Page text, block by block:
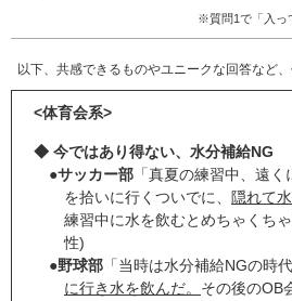
※質問1で「入っ
以下、共感できるものやユニークな回答など
<体育会系>
◆ 今ではあり得ない、水分補給NG
●サッカー部 「真夏の練習中、遠
を拾いに行くついでに、 隠れて
練習中に水を飲むとめちゃくち
性)
●野球部 「当時は水分補給NGの時
に行き水を飲んだ。 その後のOB